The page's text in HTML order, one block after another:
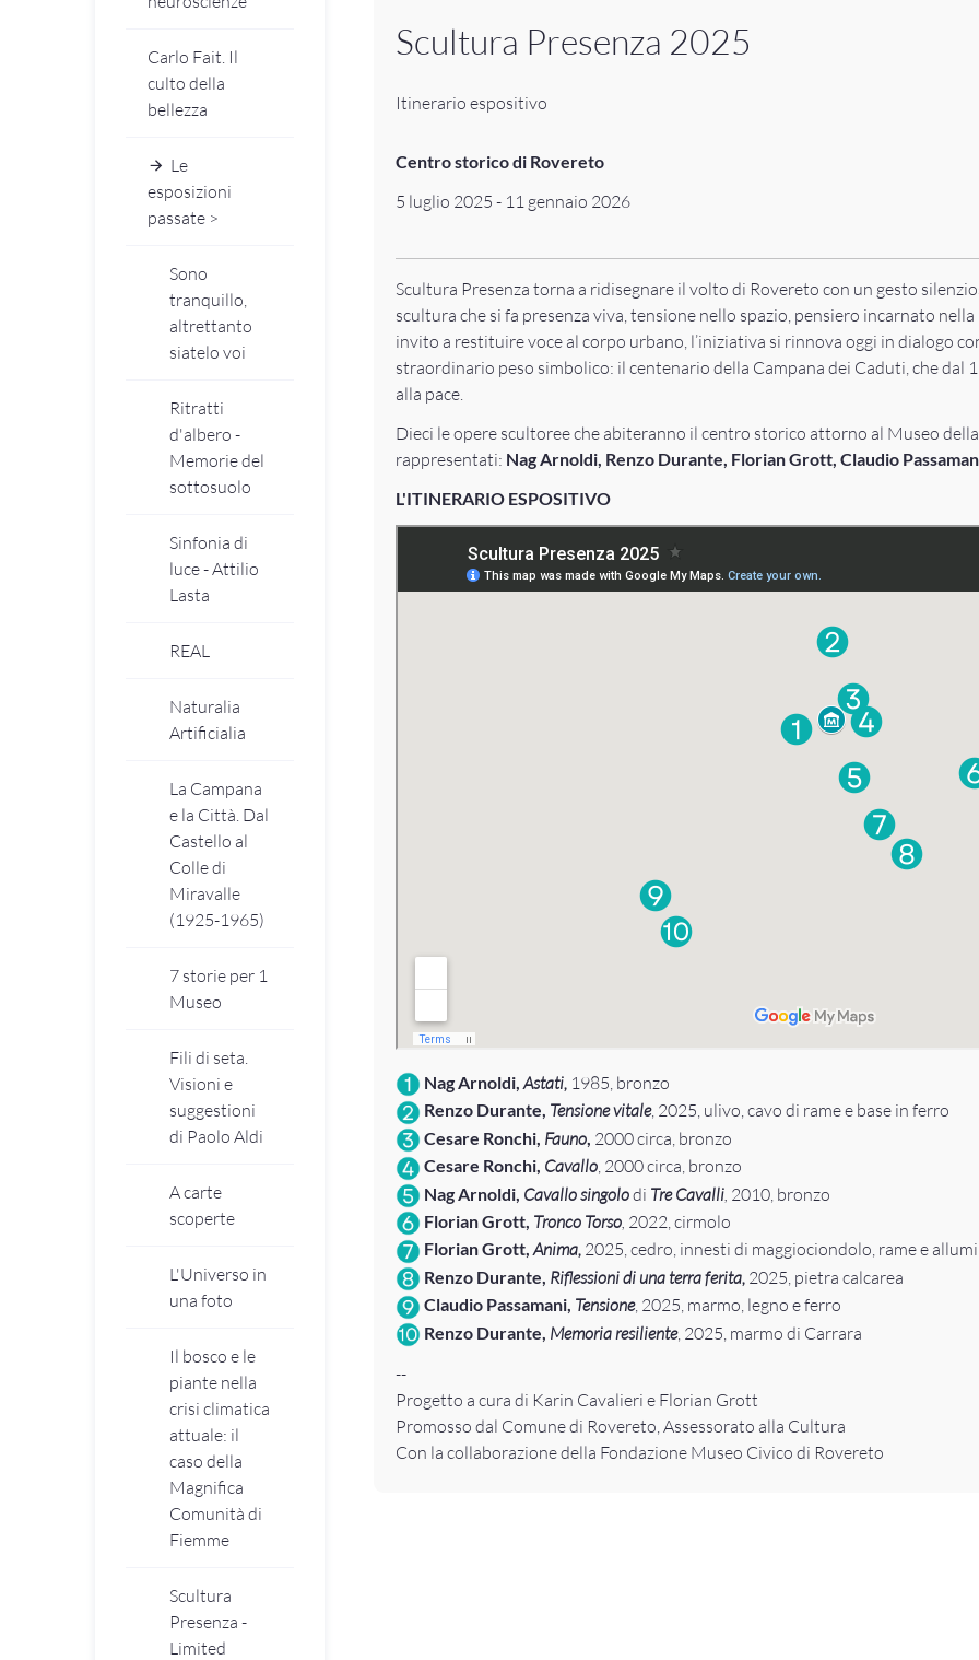
Carlo Fait. Il
culto della
bellezza
Le
esposizioni
passate >
Sono
tranquillo,
altrettanto
siatelo voi
Ritratti
d'albero -
Memorie del
sottosuolo
Sinfonia di
luce - Attilio
Lasta
REAL
Naturalia
Artificialia
La Campana
e la Città. Dal
Castello al
Colle di
Miravalle
(1925-1965)
7 storie per 1
Museo
Fili di seta.
Visioni e
suggestioni
di Paolo Aldi
A carte
scoperte
L'Universo in
una foto
Il bosco e le
piante nella
crisi climatica
attuale: il
caso della
Magnifica
Comunità di
Fiemme
Scultura
Presenza -
Limited
Scultura Presenza 2025
Itinerario espositivo
Centro storico di Rovereto
5 luglio 2025 - 11 gennaio 2026
Scultura Presenza torna a ridisegnare il volto di Rovereto con un gesto
scultura che si fa presenza viva, tensione nello spazio, pensiero incarnato
invito a restituire voce al corpo urbano, l’iniziativa si rinnova oggi in dialogo
straordinario peso simbolico: il centenario della Campana dei Caduti, che dal
alla pace.
Dieci le opere scultoree che abiteranno il centro storico attorno al Museo
rappresentati: Nag Arnoldi, Renzo Durante, Florian Grott, Claudio
L'ITINERARIO ESPOSITIVO
Nag Arnoldi, Astati, 1985, bronzo
Renzo Durante, Tensione vitale, 2025, ulivo, cavo di rame e base in ferro
Cesare Ronchi, Fauno 2000 circa, bronzo
Cesare Ronchi, Cavallo, 2000 circa, bronzo
Nag Arnoldi, Cavallo singolodi Tre Cavalli 2010, bronzo
Florian Grott, Tronco Torso 2022, cirmolo
Florian Grott,Anima, 2025, cedro, innesti di maggiociondolo, rame e
Renzo Durante, Riflessioni di una terra ferita, 2025, pietra calcarea
Claudio Passamani, Tensione, 2025, marmo, legno e ferro
Renzo Durante, Memoria resiliente, 2025, marmo di Carrara
--
Progetto a cura di Karin Cavalieri e Florian Grott
Promosso dal Comune di Rovereto, Assessorato alla Cultura
Con la collaborazione della Fondazione Museo Civico di Rovereto